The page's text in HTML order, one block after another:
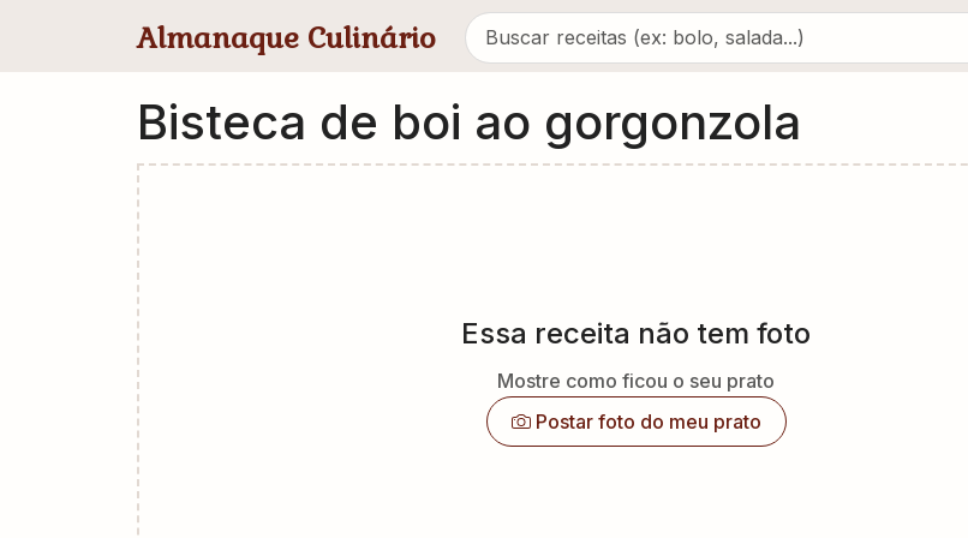
Almanaque Culinário
Bisteca de boi ao gorgonzola
Essa receita não tem foto
Mostre como ficou o seu prato
Postar foto do meu prato